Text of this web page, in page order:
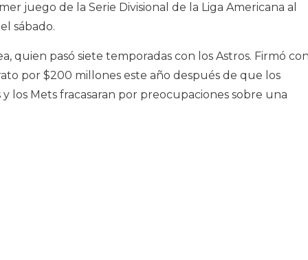
juego de la Serie Divisional de la Liga Americana al
sábado.
quien pasó siete temporadas con los Astros. Firmó
por $200 millones este año después de que los
los Mets fracasaran por preocupaciones sobre una